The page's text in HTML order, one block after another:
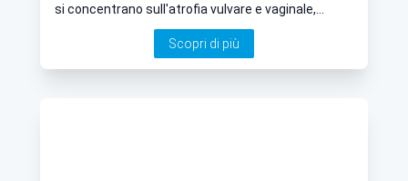
si concentrano sull'atrofia vulvare e vaginale,
poche si dedicano all'incontinenza urinaria.
Tuttavia, un recente studio su Prasterone offre
Scopri di più